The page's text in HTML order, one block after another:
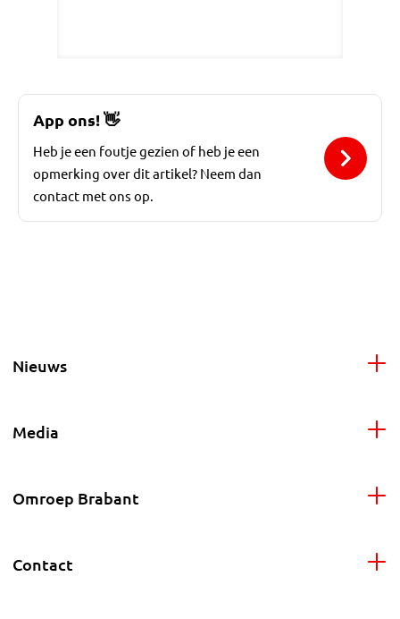
App ons!👋
Heb je een foutje gezien of heb je een
opmerking over dit artikel? Neem dan
contact met ons op.
Nieuws
Media
Omroep Brabant
Contact